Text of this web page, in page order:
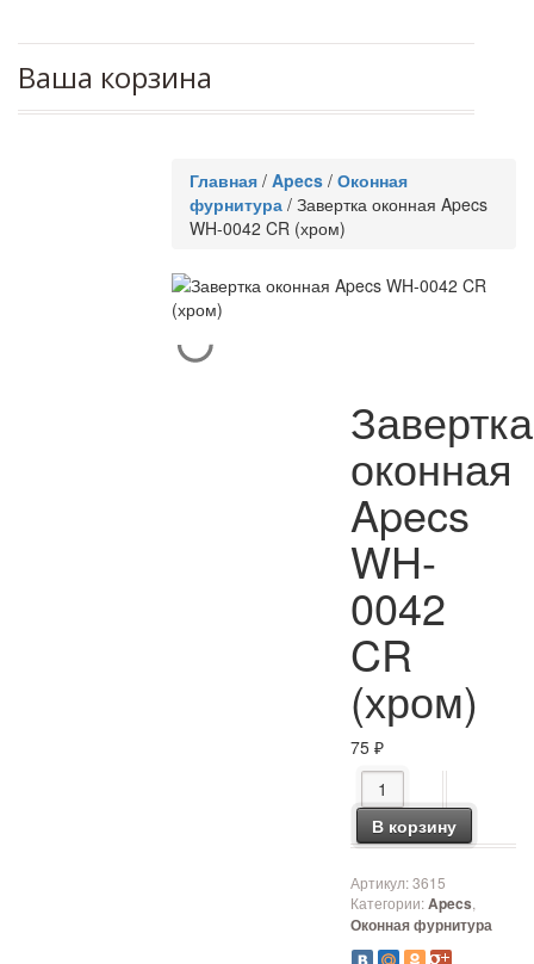
Ваша корзина
Главная / Apecs / Оконная
фурнитура / Завертка оконная Apecs
WH-0042 CR (хром)
Завертка
оконная
Apecs
WH-
0042
CR
(хром)
75₽
Количество товара
В корзину
Артикул:3615
Категории:Apecs,
Оконная фурнитура